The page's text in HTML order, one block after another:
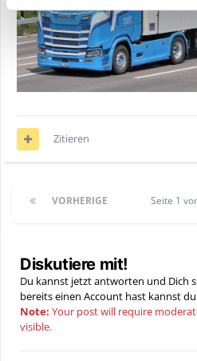
Zitieren
VORHERIGE Seite 1
Diskutiere mit!
Du kannst jetzt antworten und Dich
bereits einen Account hast kannst
Note: Your post will require
visible.